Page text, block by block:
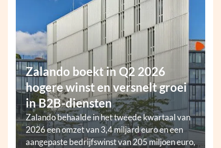
Zalando boekt in Q2 2026
hogere winst en versnelt groei
in B2B-diensten
Zalando behaalde in het tweede kwartaal van
2026 een omzet van 3,4 miljard euro en een
aangepaste bedrijfswinst van 205 miljoen euro,